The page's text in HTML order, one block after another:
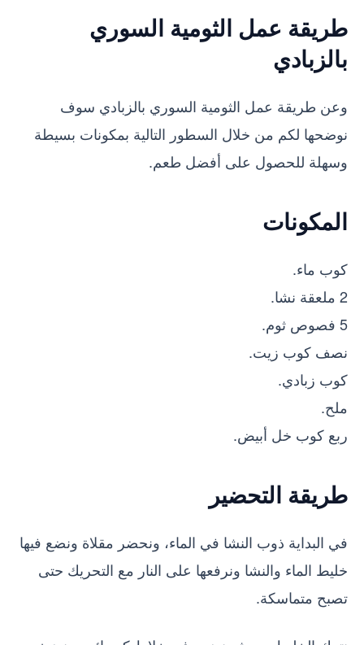
طريقة عمل الثومية السوري
بالزبادي
وعن طريقة عمل الثومية السوري بالزبادي سوف
نوضحها لكم من خلال السطور التالية بمكونات بسيطة
وسهلة للحصول على أفضل طعم.
المكونات
كوب ماء.
2 ملعقة نشا.
5 فصوص ثوم.
نصف كوب زيت.
كوب زبادي.
ملح.
ربع كوب خل أبيض.
طريقة التحضير
في البداية ذوب النشا في الماء، ونحضر مقلاة ونضع فيها
خليط الماء والنشا ونرفعها على النار مع التحريك حتى
تصبح متماسكة.